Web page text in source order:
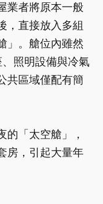
業者將原本一般
，直接放入多組
」。艙位內雖然
照明設備與冷氣
共區域僅配有簡
的「太空艙」，
房，引起大量年